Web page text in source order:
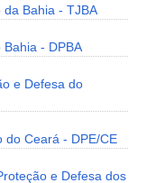
da Bahia - TJBA
Bahia - DPBA
e Defesa do
do Ceará - DPE/CE
e Defesa dos